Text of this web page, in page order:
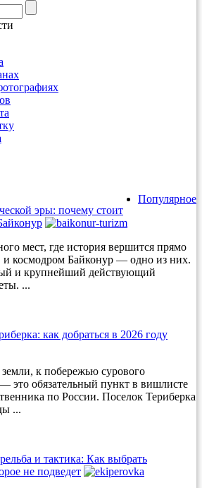
Популярное
эры: почему стоит
мест, где история вершится прямо
и космодром Байконур — одно из них.
и крупнейший действующий
...
как добраться в 2026 году
к побережью сурового
это обязательный пункт в вишлисте
по России. Поселок Териберка
...
и тактика: Как выбрать
не подведет